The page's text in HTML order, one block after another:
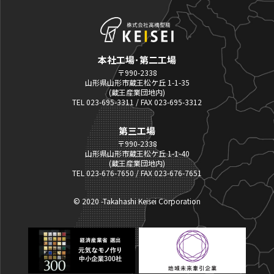
本社工場･第二工場
〒990-2338
山形県山形市蔵王松ケ丘 1-1-35
(蔵王産業団地内)
TEL 023-695-3311 / FAX 023-695-3312
第三工場
〒990-2338
山形県山形市蔵王松ケ丘 1-1-40
(蔵王産業団地内)
TEL 023-676-7650 / FAX 023-676-7651
© 2020 -Takahashi Keisei Corporation